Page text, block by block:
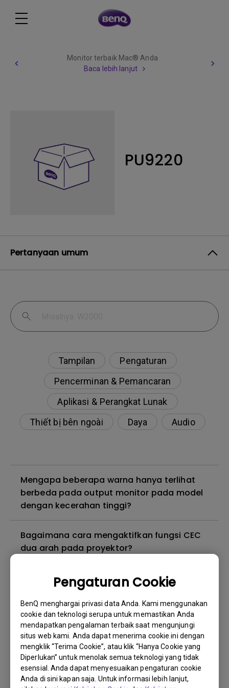
Pengaturan Cookie
BenQ menghargai privasi data Anda. Kami menggunakan
cookie dan teknologi serupa untuk memastikan Anda
mendapatkan pengalaman terbaik saat mengunjungi
situs web kami. Anda dapat menerima cookie ini dengan
mengklik “Terima Cookie”, atau klik “Hanya Cookie yang
Diperlukan” untuk menolak semua teknologi yang tidak
esensial. Anda dapat menyesuaikan pengaturan cookie
Anda di sini kapan saja. Untuk informasi lebih lanjut,
Monitor terbaik Mac® Anda
Baca lebih lanjut
PU9220
Pertanyaan umum
Tampilan
Pengaturan
Pencerminan & Pemancaran
Aplikasi & Perangkat Lunak
Thiết bị bên ngoài
Daya Audio
Mengapa beberapa warna hanya terlihat
berbeda pada output monitor pada model
dengan kecerahan tinggi?
Bagaimana cara mengaktifkan fungsi CEC
dua arah pada proyektor?
3D is not working or getting lost sync on my
projector. How can I fix it?
Proyektor saya dihidupkan tanpa gambar
meskipun sudah tersambung ke pemutar.
Bagaimana cara memperbaikinya?
Versi kabel HDMI apa yang kompatibel